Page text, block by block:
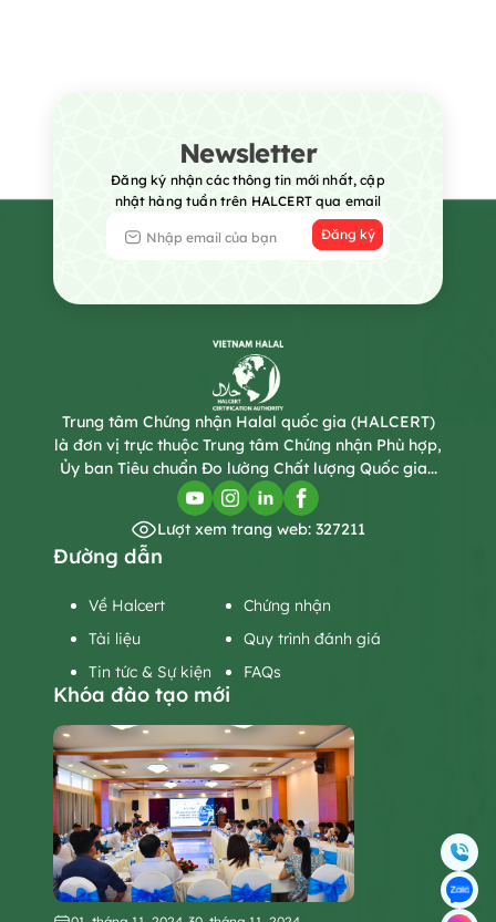
Newsletter
Đăng ký nhận các thông tin mới nhất, cập
nhật hàng tuần trên HALCERT qua email
Đăng ký
Trung tâm Chứng nhận Halal quốc gia (HALCERT)
là đơn vị trực thuộc Trung tâm Chứng nhận Phù hợp,
Ủy ban Tiêu chuẩn Đo lường Chất lượng Quốc gia...
Lượt xem trang web: 327211
Đường dẫn
Về Halcert
Chứng nhận
Tài liệu
Quy trình đánh giá
Tin tức & Sự kiện
FAQs
Khóa đào tạo mới